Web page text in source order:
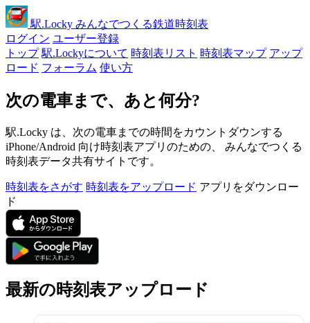
駅.Locky みんなでつくる鉄道時刻表
ログイン ユーザー登録
トップ 駅.Lockyについて 時刻表リスト 時刻表マップ アップ
ロード フォーラム 使い方
次の電車まで、あと何分?
駅.Locky は、次の電車までの時間をカウントダウンする
iPhone/Android 向け時刻表アプリのための、 みんなでつくる
時刻表データ共有サイトです。
時刻表をさがす 時刻表をアップロード アプリをダウンロー
ド
最新の時刻表アップロード